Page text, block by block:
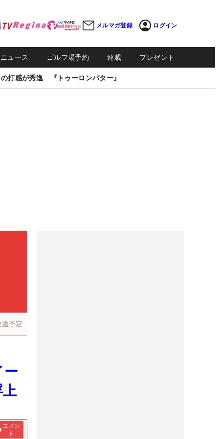
メルマガ登録 ログイン
ュース ゴルフ場予約 連載 プレゼント
打感が秀逸 『トゥーロンパター』
予定
ー
コメン
ト